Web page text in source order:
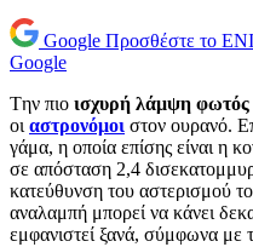
Google Προσθέστε το
Google
Tην πιο ισχυρή λάμψη φωτός
οι αστρονόμοι στον ουρανό.
γάμα, η οποία επίσης είναι η
σε απόσταση 2,4
κατεύθυνση του αστερισμού
αναλαμπή μπορεί να κάνει
εμφανιστεί ξανά, σύμφωνα με